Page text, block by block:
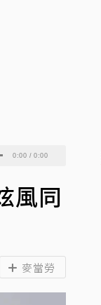
0:00 / 0:00
風同
麥當勞